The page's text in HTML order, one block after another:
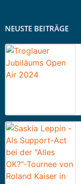
NEUSTE BEITRÄGE